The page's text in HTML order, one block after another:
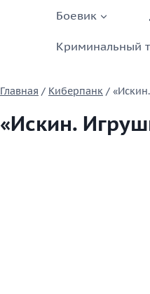
Боевик
Криминальный
Главная / Киберпанк /
«Искин.